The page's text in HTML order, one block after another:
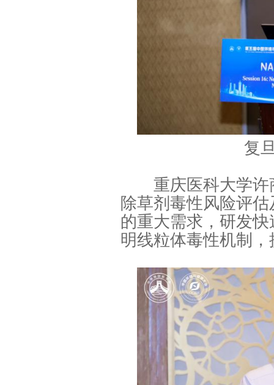
复
重庆医科大学许
除草剂毒性风险评
的重大需求，研发
明线粒体毒性机制